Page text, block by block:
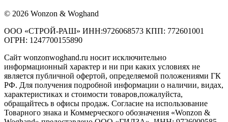
© 2026 Wonzon & Woghand
ООО «СТРОЙ-РАШ» ИНН:9726068573 КПП: 772601001
ОГРН: 1247700155890
Сайт wonzonwoghand.ru носит исключительно
информационный характер и ни при каких условиях не
является публичной офертой, определяемой положениями ГК
РФ. Для получения подробной информации о наличии, видах,
характеристиках и стоимости товаров,пожалуйста,
обращайтесь в офисы продаж. Согласие на использование
Товарного знака и Коммерческого обозначения «Wonzon &